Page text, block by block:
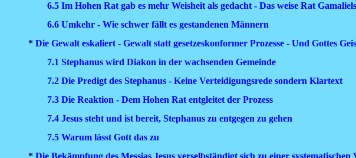
6.5 Im Hohen Rat gab es mehr Weisheit als gedacht - Das weise Rat Gamaliels
6.6 Umkehr - Wie schwer fällt es gestandenen Männern
* Die Gewalt eskaliert - Gewalt statt gesetzeskonformer Prozesse - Und Gottes
7.1 Stephanus wird Diakon in der wachsenden Gemeinde
7.2 Die Predigt des Stephanus - Keine Verteidigungsrede sondern Klartext
7.3 Die Reaktion - Dem Hohen Rat entgleitet der Prozess
7.4 Jesus steht und ist bereit, Stephanus zu entgegen zu gehen
7.5 Warum lässt Gott das zu